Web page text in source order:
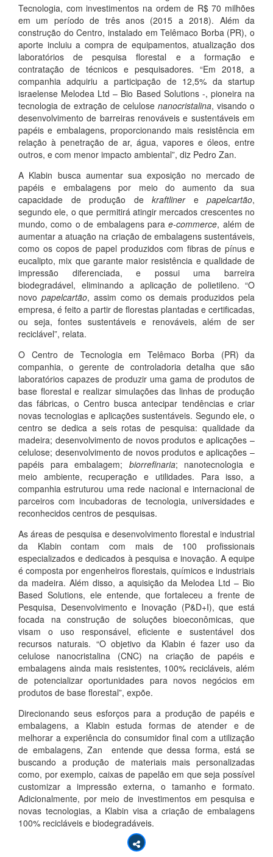
Tecnologia, com investimentos na ordem de R$ 70 milhões
em um período de três anos (2015 a 2018). Além da
construção do Centro, instalado em Telêmaco Borba (PR), o
aporte incluiu a compra de equipamentos, atualização dos
laboratórios de pesquisa florestal e a formação e
contratação de técnicos e pesquisadores. “Em 2018, a
companhia adquiriu a participação de 12,5% da startup
israelense Melodea Ltd – Bio Based Solutions -, pioneira na
tecnologia de extração de celulose nanocristalina, visando o
desenvolvimento de barreiras renováveis e sustentáveis em
papéis e embalagens, proporcionando mais resistência em
relação à penetração de ar, água, vapores e óleos, entre
outros, e com menor impacto ambiental”, diz Pedro Zan.
A Klabin busca aumentar sua exposição no mercado de
papéis e embalagens por meio do aumento da sua
capacidade de produção de kraftlinere papelcartão,
segundo ele, o que permitirá atingir mercados crescentes no
mundo, como o de embalagens parae-commerce, além de
aumentar a atuação na criação de embalagens sustentáveis,
como os copos de papel produzidos com fibras de pínus e
eucalipto, mix que garante maior resistência e qualidade de
impressão diferenciada, e possui uma barreira
biodegradável, eliminando a aplicação de polietileno. “O
novo papelcartão, assim como os demais produzidos pela
empresa, é feito a partir de florestas plantadas e certificadas,
ou seja, fontes sustentáveis e renováveis, além de ser
reciclável”, relata.
O Centro de Tecnologia em Telêmaco Borba (PR) da
companhia, o gerente de controladoria detalha que são
laboratórios capazes de produzir uma gama de produtos de
base florestal e realizar simulações das linhas de produção
das fábricas, o Centro busca antecipar tendências e criar
novas tecnologias e aplicações sustentáveis. Segundo ele, o
centro se dedica a seis rotas de pesquisa: qualidade da
madeira; desenvolvimento de novos produtos e aplicações –
celulose; desenvolvimento de novos produtos e aplicações –
papéis para embalagem; biorrefinaria; nanotecnologia e
meio ambiente, recuperação e utilidades. Para isso, a
companhia estruturou uma rede nacional e internacional de
parceiros com incubadoras de tecnologia, universidades e
reconhecidos centros de pesquisas.
As áreas de pesquisa e desenvolvimento florestal e industrial
da Klabin contam com mais de 100 profissionais
especializados e dedicados à pesquisa e inovação. A equipe
é composta por engenheiros florestais, químicos e industriais
da madeira. Além disso, a aquisição da Melodea Ltd – Bio
Based Solutions, ele entende, que fortaleceu a frente de
Pesquisa, Desenvolvimento e Inovação (P&D+I), que está
focada na construção de soluções bioeconômicas, que
visam o uso responsável, eficiente e sustentável dos
recursos naturais. “O objetivo da Klabin é fazer uso da
celulose nanocristalina (CNC) na criação de papéis e
embalagens ainda mais resistentes, 100% recicláveis, além
de potencializar oportunidades para novos negócios em
produtos de base florestal”, expõe.
Direcionando seus esforços para a produção de papéis e
embalagens, a Klabin estuda formas de atender e de
melhorar a experiência do consumidor final com a utilização
de embalagens, Zan entende que dessa forma, está se
buscando a produção de materiais mais personalizadas
como, por exemplo, caixas de papelão em que seja possível
customizar a impressão externa, o tamanho e formato.
Adicionalmente, por meio de investimentos em pesquisa e
novas tecnologias, a Klabin visa a criação de embalagens
100% recicláveis e biodegradáveis.